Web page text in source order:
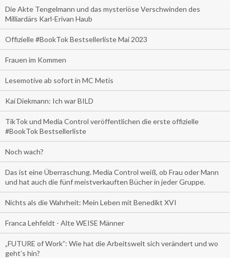
Die Akte Tengelmann und das mysteriöse Verschwinden des
Milliardärs Karl-Erivan Haub
Offizielle #BookTok Bestsellerliste Mai 2023
Frauen im Kommen
Lesemotive ab sofort in MC Metis
Kai Diekmann: Ich war BILD
TikTok und Media Control veröffentlichen die erste offizielle
#BookTok Bestsellerliste
Noch wach?
Das ist eine Überraschung. Media Control weiß, ob Frau oder Mann
und hat auch die fünf meistverkauften Bücher in jeder Gruppe.
Nichts als die Wahrheit: Mein Leben mit Benedikt XVI
Franca Lehfeldt - Alte WEISE Männer
„FUTURE of Work”: Wie hat die Arbeitswelt sich verändert und wo
geht’s hin?